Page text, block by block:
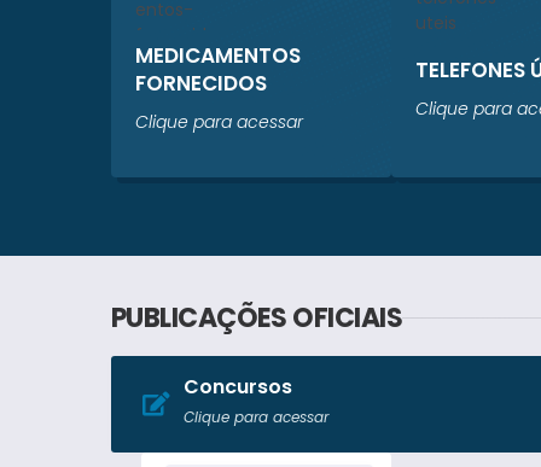
MEDICAMENTOS
FORNECIDOS
Clique para acessar
TELEFONES
Clique para
PUBLICAÇÕES OFICIAIS
Concursos
Clique para acessar